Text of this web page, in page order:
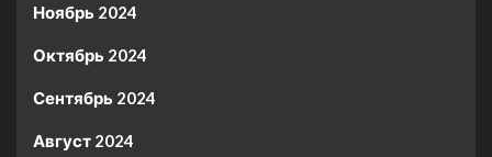
Ноябрь 2024
Октябрь 2024
Сентябрь 2024
Август 2024